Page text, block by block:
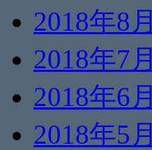
2018年8月
2018年7月
2018年6月
2018年5月